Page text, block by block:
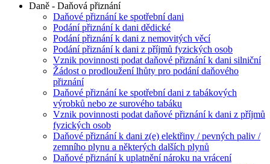
Daně - Daňová přiznání
Daňové přiznání ke spotřební dani
Podání přiznání k dani dědické
Podání přiznání k dani z nemovitých věcí
Podání přiznání k dani z příjmů fyzických osob
Vznik povinnosti podat daňové přiznání k dani silniční
Žádost o prodloužení lhůty pro podání daňového
přiznání
Daňové přiznání ke spotřební dani z tabákových
výrobků nebo ze surového tabáku
Vznik povinnosti podat daňové přiznání k dani z příjmů
fyzických osob
Daňové přiznání k dani z(e) elektřiny / pevných paliv /
zemního plynu a některých dalších plynů
Daňové přiznání k uplatnění nároku na vrácení